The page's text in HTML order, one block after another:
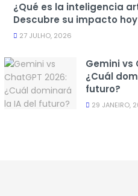
¿Qué es la inteligencia
Descubre su impacto hoy
27 JULHO, 2026
Gemini vs
¿Cuál
futuro?
29 JANEIRO,